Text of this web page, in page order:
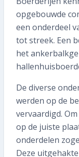
opgebouwde
een onderdeel
tot streek. Een
het
De diverse
werden op de
vervaardigd.
op de juiste
onderdelen
Deze